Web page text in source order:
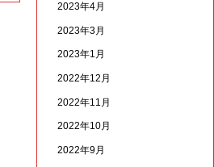
2023年4月
2023年3月
2023年1月
2022年12月
2022年11月
2022年10月
2022年9月